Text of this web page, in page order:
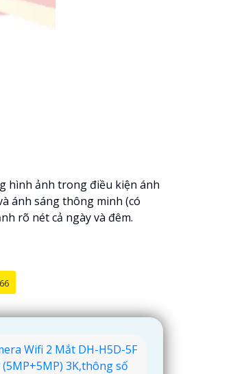
hình ảnh trong điều kiện ánh
ánh sáng thông minh (có
rõ nét cả ngày và đêm.